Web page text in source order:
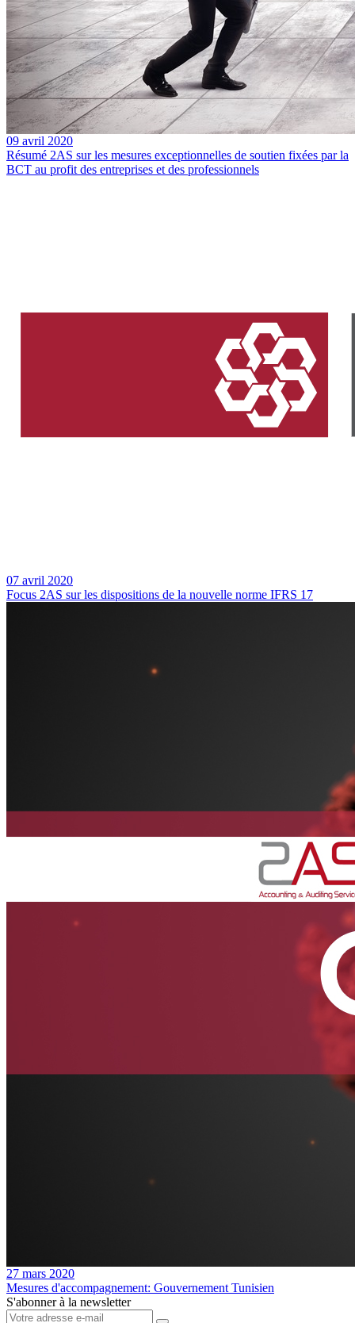
09 avril 2020
Résumé 2AS sur les mesures exceptionnelles de soutien fixées par la
BCT au profit des entreprises et des professionnels
07 avril 2020
Focus 2AS sur les dispositions de la nouvelle norme IFRS 17
27 mars 2020
Mesures d'accompagnement: Gouvernement Tunisien
S'abonner à la newsletter